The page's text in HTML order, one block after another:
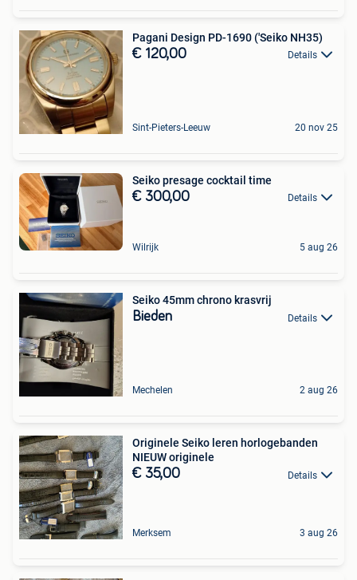
Pagani Design PD-1690 ('Seiko NH35)
€ 120,00 Details
Sint-Pieters-Leeuw 20 nov 25
Seiko presage cocktail time
€ 300,00 Details
Wilrijk 5 aug 26
Seiko 45mm chrono krasvrij
Bieden Details
Mechelen 2 aug 26
Originele Seiko leren horlogebanden
NIEUW originele
€ 35,00 Details
Merksem 3 aug 26